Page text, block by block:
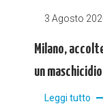
3 Agosto
Milano,
un maschicidio
Leggi tutto